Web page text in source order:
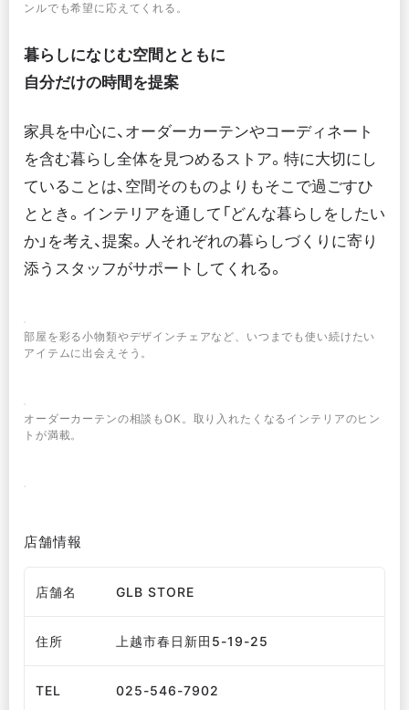
ンルでも希望に応えてくれる。
暮らしになじむ空間とともに
自分だけの時間を提案
家具を中心に、オーダーカーテンやコーディネート
を含む暮らし全体を見つめるストア。特に大切にし
ていることは、空間そのものよりもそこで過ごすひ
ととき。インテリアを通して「どんな暮らしをしたい
か」を考え、提案。人それぞれの暮らしづくりに寄り
添うスタッフがサポートしてくれる。
部屋を彩る小物類やデザインチェアなど、いつまでも使い続けたい
アイテムに出会えそう。
オーダーカーテンの相談もOK。取り入れたくなるインテリアのヒン
トが満載。
店舗情報
店舗名 GLB STORE
住所 上越市春日新田5-19-25
TEL 025-546-7902